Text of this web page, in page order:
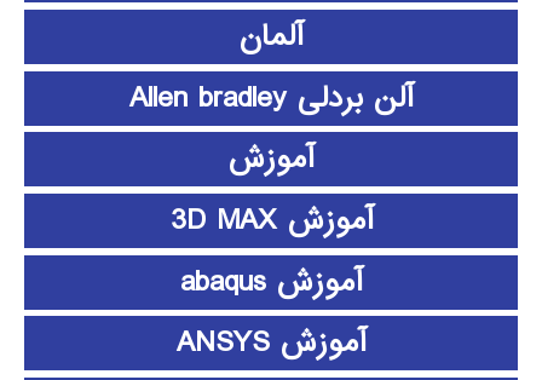
آلمان
آلن بردلی Allen bradley
آموزش
آموزش 3D MAX
آموزش abaqus
آموزش ANSYS